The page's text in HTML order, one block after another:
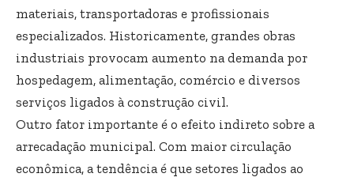
materiais, transportadoras e profissionais
especializados. Historicamente, grandes obras
industriais provocam aumento na demanda por
hospedagem, alimentação, comércio e diversos
serviços ligados à construção civil.
Outro fator importante é o efeito indireto sobre a
arrecadação municipal. Com maior circulação
econômica, a tendência é que setores ligados ao